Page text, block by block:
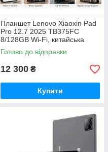
Планшет Lenovo Xiaoxin Pad
Pro 12.7 2025 TB375FC
8/128GB Wi-Fi, китайська
прошивка
Готово до відправки
12 300 ₴
Купити